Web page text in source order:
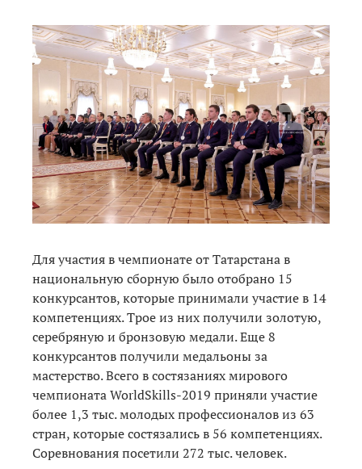
Для участия в чемпионате от Татарстана в
национальную сборную было отобрано 15
конкурсантов, которые принимали участие в 14
компетенциях. Трое из них получили золотую,
серебряную и бронзовую медали. Еще 8
конкурсантов получили медальоны за
мастерство. Всего в состязаниях мирового
чемпионата WorldSkills-2019 приняли участие
более 1,3 тыс. молодых профессионалов из 63
стран, которые состязались в 56 компетенциях.
Соревнования посетили 272 тыс. человек.